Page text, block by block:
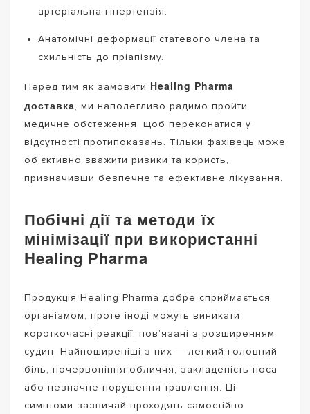
артеріальна гіпертензія.
Анатомічні деформації статевого члена та
схильність до пріапізму.
Перед тим як замовити Healing Pharma
доставка, ми наполегливо радимо пройти
медичне обстеження, щоб переконатися у
відсутності протипоказань. Тільки фахівець може
об’єктивно зважити ризики та користь,
призначивши безпечне та ефективне лікування.
Побічні дії та методи їх
мінімізації при використанні
Healing Pharma
Продукція Healing Pharma добре сприймається
організмом, проте іноді можуть виникати
короткочасні реакції, пов’язані з розширенням
судин. Найпоширеніші з них — легкий головний
біль, почервоніння обличчя, закладеність носа
або незначне порушення травлення. Ці
симптоми зазвичай проходять самостійно